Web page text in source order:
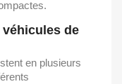
véhicules de
en plusieurs